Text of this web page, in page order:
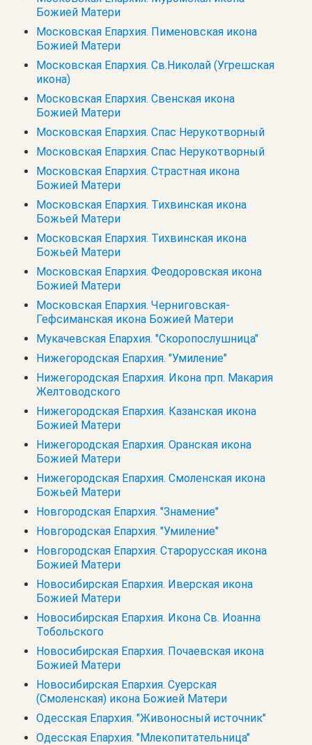
Божией Матери
Московская Епархия. Пименовская икона
Божией Матери
Московская Епархия. Св.Николай (Угрешская
икона)
Московская Епархия. Свенская икона
Божией Матери
Московская Епархия. Спас Нерукотворный
Московская Епархия. Спас Нерукотворный
Московская Епархия. Страстная икона
Божией Матери
Московская Епархия. Тихвинская икона
Божьей Матери
Московская Епархия. Тихвинская икона
Божьей Матери
Московская Епархия. Феодоровская икона
Божией Матери
Московская Епархия. Черниговская-
Гефсиманская икона Божией Матери
Мукачевская Епархия. "Скоропослушница"
Нижегородская Епархия. "Умиление"
Нижегородская Епархия. Икона прп. Макария
Желтоводского
Нижегородская Епархия. Казанская икона
Божией Матери
Нижегородская Епархия. Оранская икона
Божией Матери
Нижегородская Епархия. Смоленская икона
Божьей Матери
Новгородская Епархия. "Знамение"
Новгородская Епархия. "Умиление"
Новгородская Епархия. Старорусская икона
Божией Матери
Новосибирская Епархия. Иверская икона
Божией Матери
Новосибирская Епархия. Икона Св. Иоанна
Тобольского
Новосибирская Епархия. Почаевская икона
Божией Матери
Новосибирская Епархия. Суерская
(Смоленская) икона Божией Матери
Одесская Епархия. "Живоносный источник"
Одесская Епархия. "Млекопитательница"